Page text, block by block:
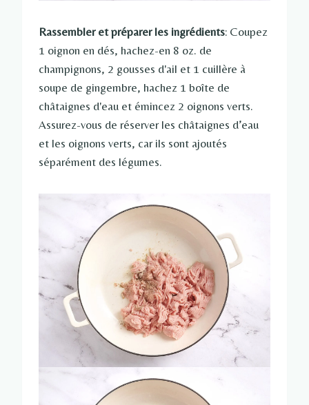
Rassembler et préparer les ingrédients: Coupez
1 oignon en dés, hachez-en 8 oz. de
champignons, 2 gousses d'ail et 1 cuillère à
soupe de gingembre, hachez 1 boîte de
châtaignes d'eau et émincez 2 oignons verts.
Assurez-vous de réserver les châtaignes d’eau
et les oignons verts, car ils sont ajoutés
séparément des légumes.